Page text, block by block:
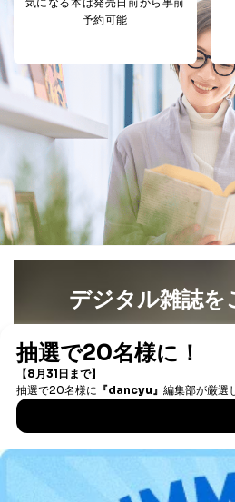
その他当社
ー等にて
※上記の利用目的のうちNo.1～5
ータ（開示対象個人情報）の利用
開示等のご請求に対応させていた
なお、6、7については、パート
各SNS運営会社様にご請求いただ
３．個人情報の第三者提供につい
当社は、取得した個人情報を適
本人の同意を得ることなく第三
ません。ただし、次の場合は除き
人の生命､身体または財産の保
場合であって、本人の同意を
き。
公衆衛生の向上または児童の健
に特に必要がある場合であって
とが困難である場合。
国の機関もしくは地方公共団
た者が法令の定める事務を遂
により当該事務の遂行に支障
上記２．の利用目的を実施す
だ企業に、業務の一部として
気になる本は発売日前から事前
予約可能
デジタル雑誌を
書籍）が無料で読
DOWNLOAD
DOWNLOAD